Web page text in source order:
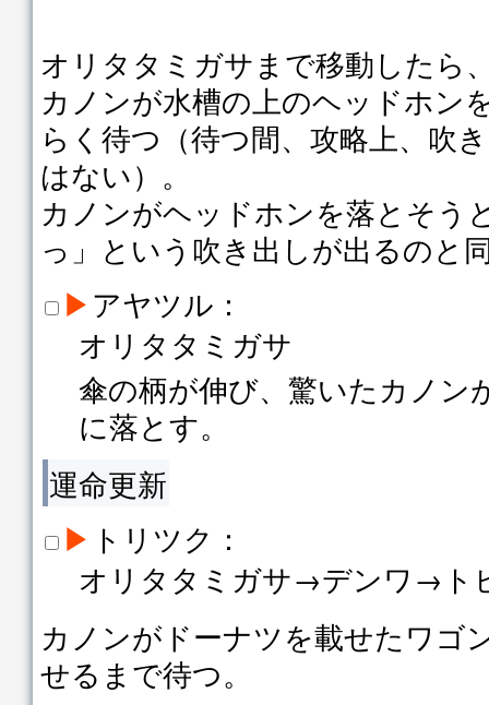
オリタタミガサまで移動したら
カノンが水槽の上のヘッドホン
らく待つ（待つ間、攻略上、吹
はない）。
カノンがヘッドホンを落とそう
っ」という吹き出しが出るのと
▶アヤツル：
オリタタミガサ
傘の柄が伸び、驚いたカノン
に落とす。
運命更新
▶ トリツク：
オリタタミガサ→デンワ→ト
カノンがドーナツを載せたワゴ
せるまで待つ。